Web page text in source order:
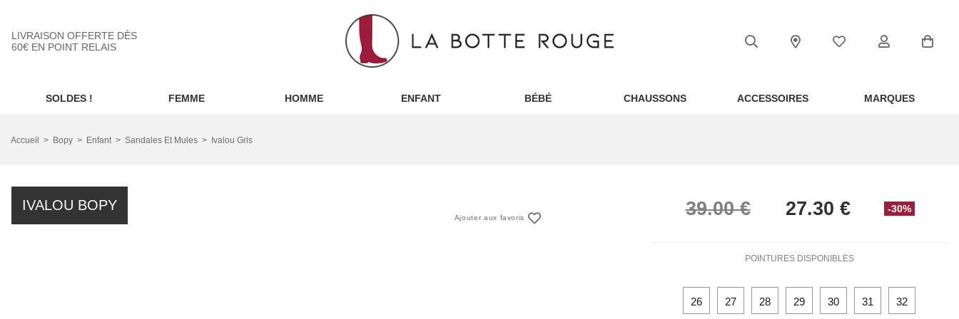
LIVRAISON OFFERTE DÈS
60€ EN POINT RELAIS
SOLDES ! FEMME HOMME ENFANT BÉBÉ CHAUSSONS ACCESSOIRES MARQUES
Accueil Bopy Enfant Sandales Et Mules Ivalou Gris
IVALOU BOPY
Ajouter aux favoris
-30%
POINTURES DISPONIBLES
26 27 28 29 30 31 32